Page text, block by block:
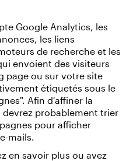
Google Analytics, les
les liens
de recherche et les
envoient des visiteurs
page ou sur votre site
étiquetés sous le
Afin d'affiner la
devrez probablement trier
pour afficher
mails.
en savoir plus ou avez